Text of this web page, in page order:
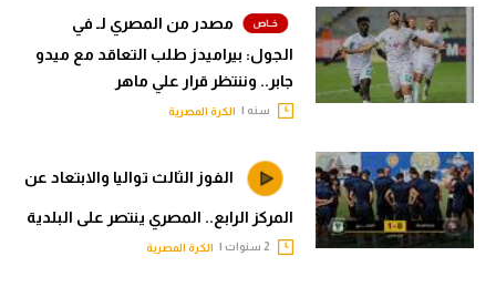
مصدر من المصري لـ في
الجول: بيراميدز طلب التعاقد مع ميدو
جابر.. وننتظر قرار علي ماهر
سنه | الكرة المصرية
الفوز الثالث تواليا والابتعاد عن
المركز الرابع.. المصري ينتصر على البلدية
الكرة المصرية